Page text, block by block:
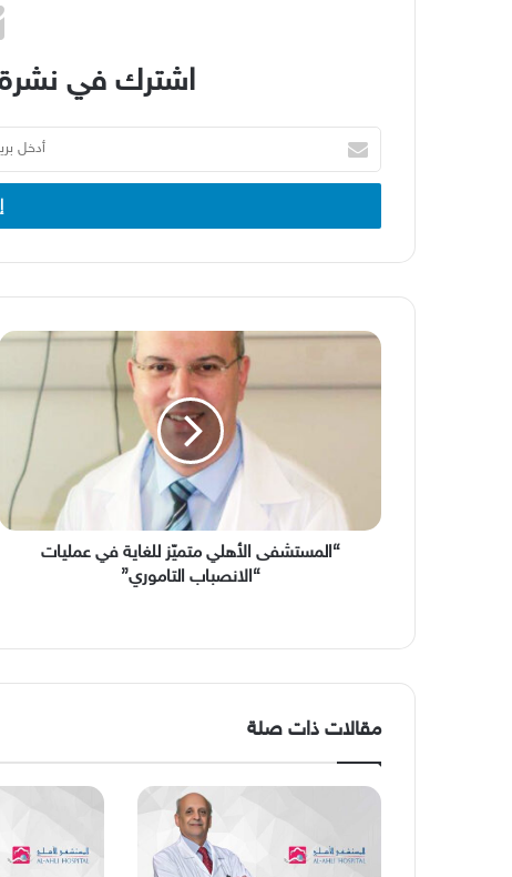
اشترك في
بريدك
الإلكتروني
“المستشفى
متميّز
التاموري”
“المستشفى الأهلي متميّز للغاية في عمليات
“الانصباب التاموري”
مقالات ذات صلة